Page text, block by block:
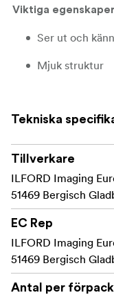
Viktiga
Ser ut och
Mjuk struktur
Typ av Bläck:
Tekniska
Tillverkare
ILFORD Imaging
51469 Bergisch
EC Rep
ILFORD Imaging
51469 Bergisch
Antal per